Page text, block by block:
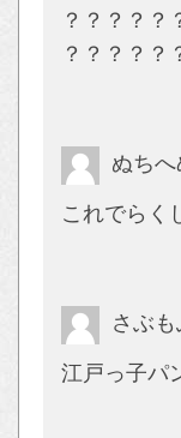
？？？？？
？？？？？
ぬち
これでらく
さぶ
江戸っ子パ